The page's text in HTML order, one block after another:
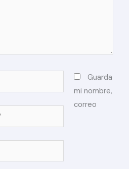
Guarda
mi nombre,
correo